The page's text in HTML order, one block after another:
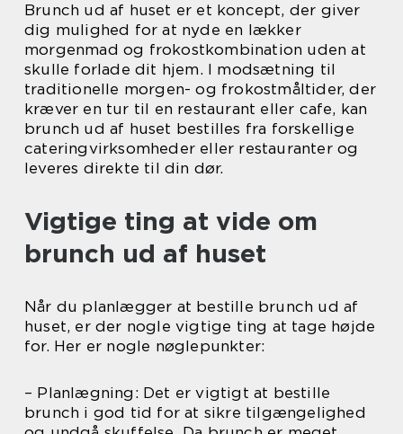
Brunch ud af huset er et koncept, der giver
dig mulighed for at nyde en lækker
morgenmad og frokostkombination uden at
skulle forlade dit hjem. I modsætning til
traditionelle morgen- og frokostmåltider, der
kræver en tur til en restaurant eller cafe, kan
brunch ud af huset bestilles fra forskellige
cateringvirksomheder eller restauranter og
leveres direkte til din dør.
Vigtige ting at vide om
brunch ud af huset
Når du planlægger at bestille brunch ud af
huset, er der nogle vigtige ting at tage højde
for. Her er nogle nøglepunkter:
– Planlægning: Det er vigtigt at bestille
brunch i god tid for at sikre tilgængelighed